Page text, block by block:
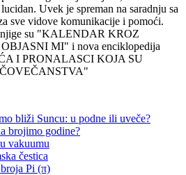
Uvek je spreman na saradnju sa
sve vidove komunikacije i pomoći.
su "KALENDAR KROZ
MI" i nova enciklopedija
I PRONALASCI KOJA SU
bliži Suncu: u podne ili uveče?
brojimo godine?
vakuumu
čestica
Pi (π)